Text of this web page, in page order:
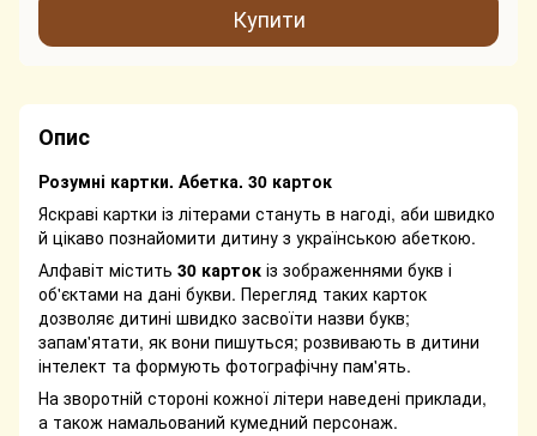
Купити
Опис
Розумні картки. Абетка. 30 карток
Яскраві картки із літерами стануть в нагоді, аби швидко
й цікаво познайомити дитину з українською абеткою.
Алфавіт містить 30 карток із зображеннями букв і
об'єктами на дані букви. Перегляд таких карток
дозволяє дитині швидко засвоїти назви букв;
запам'ятати, як вони пишуться; розвивають в дитини
інтелект та формують фотографічну пам'ять.
На зворотній стороні кожної літери наведені приклади,
а також намальований кумедний персонаж.